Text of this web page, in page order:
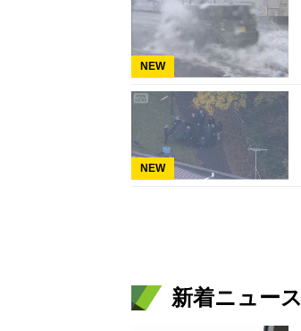
NEW
NEW
新着ニュース